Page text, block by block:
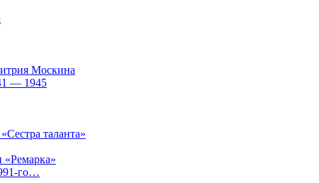
Москина
— 1945
таланта»
«Ремарка»
го…